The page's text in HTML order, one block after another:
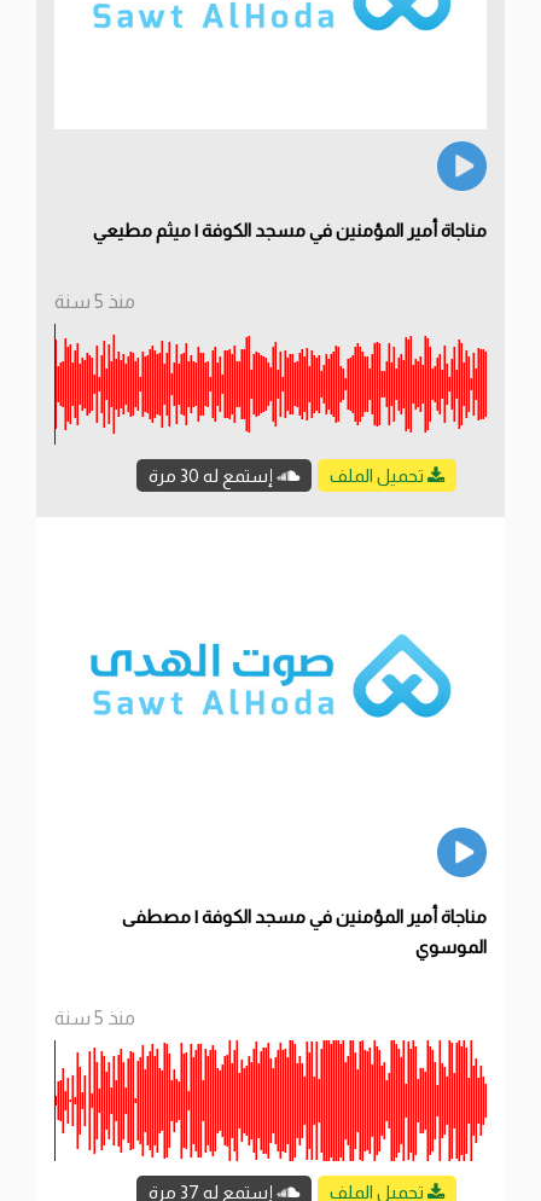
مناجاة أمير المؤمنين في مسجد الكوفة | ميثم مطيعي
منذ 5 سنة
تحميل الملف إستمع له 30 مرة
مناجاة أمير المؤمنين في مسجد الكوفة | مصطفى
الموسوي
منذ 5 سنة
تحميل الملف إستمع له 37 مرة